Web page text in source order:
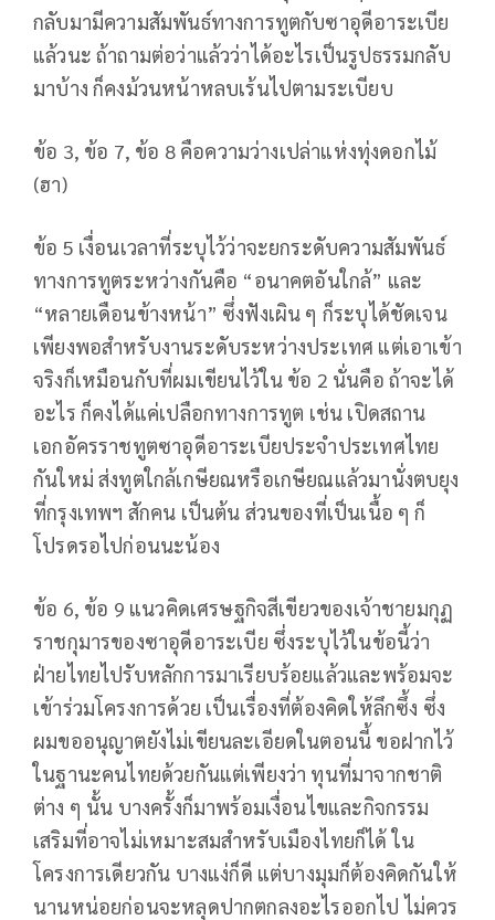
กลับมามีความสัมพันธ์ทางการทูตกับซาอุดีอาระเบีย
แล้วนะ ถ้าถามต่อว่าแล้วว่าได้อะไรเป็นรูปธรรมกลับ
มาบ้าง ก็คงม้วนหน้าหลบเร้นไปตามระเบียบ
ข้อ 3, ข้อ 7, ข้อ 8 คือความว่างเปล่าแห่งทุ่งดอกไม้
(ฮา)
ข้อ 5 เงื่อนเวลาที่ระบุไว้ว่าจะยกระดับความสัมพันธ์
ทางการทูตระหว่างกันคือ “อนาคตอันใกล้” และ
“หลายเดือนข้างหน้า” ซึ่งฟังเผิน ๆ ก็ระบุได้ชัดเจน
เพียงพอสำหรับงานระดับระหว่างประเทศ แต่เอาเข้า
จริงก็เหมือนกับที่ผมเขียนไว้ใน ข้อ 2 นั่นคือ ถ้าจะได้
อะไร ก็คงได้แค่เปลือกทางการทูต เช่น เปิดสถาน
เอกอัครราชทูตซาอุดีอาระเบียประจำประเทศไทย
กันใหม่ ส่งทูตใกล้เกษียณหรือเกษียณแล้วมานั่งตบยุง
ที่กรุงเทพฯ สักคน เป็นต้น ส่วนของที่เป็นเนื้อ ๆ ก็
โปรดรอไปก่อนนะน้อง
ข้อ 6, ข้อ 9 แนวคิดเศรษฐกิจสีเขียวของเจ้าชายมกุฏ
ราชกุมารของซาอุดีอาระเบีย ซึ่งระบุไว้ในข้อนี้ว่า
ฝ่ายไทยไปรับหลักการมาเรียบร้อยแล้วและพร้อมจะ
เข้าร่วมโครงการด้วย เป็นเรื่องที่ต้องคิดให้ลึกซึ้ง ซึ่ง
ผมขออนุญาตยังไม่เขียนละเอียดในตอนนี้ ขอฝากไว้
ในฐานะคนไทยด้วยกันแต่เพียงว่า ทุนที่มาจากชาติ
ต่าง ๆ นั้น บางครั้งก็มาพร้อมเงื่อนไขและกิจกรรม
เสริมที่อาจไม่เหมาะสมสำหรับเมืองไทยก็ได้ ใน
โครงการเดียวกัน บางแง่ก็ดี แต่บางมุมก็ต้องคิดกันให้
นานหน่อยก่อนจะหลุดปากตกลงอะไรออกไป ไม่ควร